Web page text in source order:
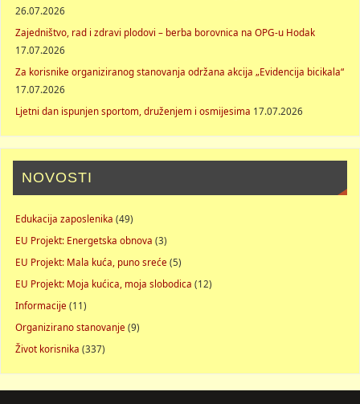
26.07.2026
Zajedništvo, rad i zdravi plodovi – berba borovnica na OPG-u Hodak
17.07.2026
Za korisnike organiziranog stanovanja održana akcija „Evidencija bicikala“
17.07.2026
Ljetni dan ispunjen sportom, druženjem i osmijesima 17.07.2026
NOVOSTI
Edukacija zaposlenika (49)
EU Projekt: Energetska obnova (3)
EU Projekt: Mala kuća, puno sreće (5)
EU Projekt: Moja kućica, moja slobodica (12)
Informacije (11)
Organizirano stanovanje (9)
Život korisnika (337)